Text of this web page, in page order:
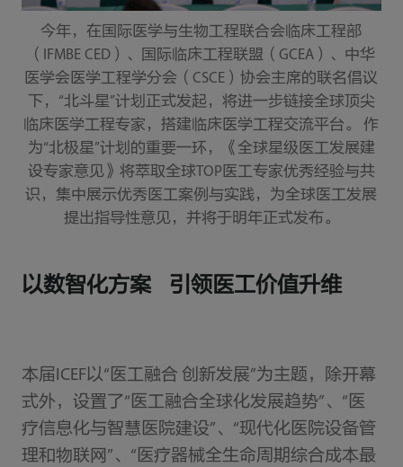
今年，在国际医学与生物工程联合会临床工程部
（IFMBE CED）、国际临床工程联盟（GCEA）、中华
医学会医学工程学分会（CSCE）协会主席的联名倡议
下，“北斗星”计划正式发起，将进一步链接全球顶尖
临床医学工程专家，搭建临床医学工程交流平台。 作
为“北极星”计划的重要一环，《全球星级医工发展建
设专家意见》将萃取全球TOP医工专家优秀经验与共
识，集中展示优秀医工案例与实践，为全球医工发展
提出指导性意见，并将于明年正式发布。
以数智化方案 引领医工价值升维
本届ICEF以“医工融合 创新发展”为主题，除开幕
式外，设置了“医工融合全球化发展趋势”、“医
疗信息化与智慧医院建设”、“现代化医院设备管
理和物联网”、“医疗器械全生命周期综合成本最